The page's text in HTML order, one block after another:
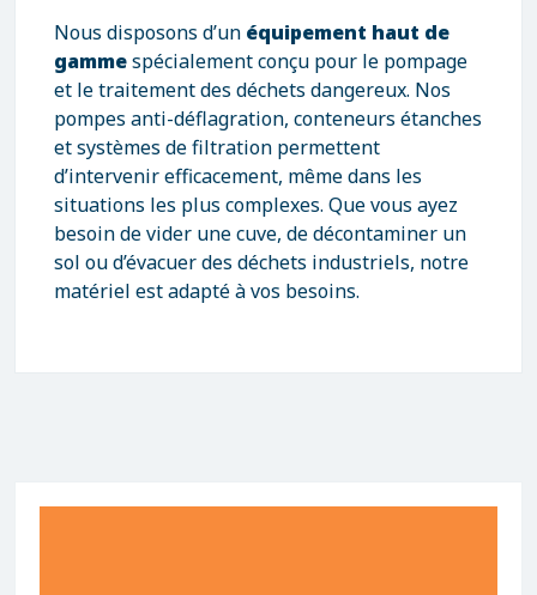
Nous disposons d’un équipement haut de
gammespécialement conçu pour le pompage
et le traitement des déchets dangereux. Nos
pompes anti-déflagration, conteneurs étanches
et systèmes de filtration permettent
d’intervenir efficacement, même dans les
situations les plus complexes. Que vous ayez
besoin de vider une cuve, de décontaminer un
sol ou d’évacuer des déchets industriels, notre
matériel est adapté à vos besoins.